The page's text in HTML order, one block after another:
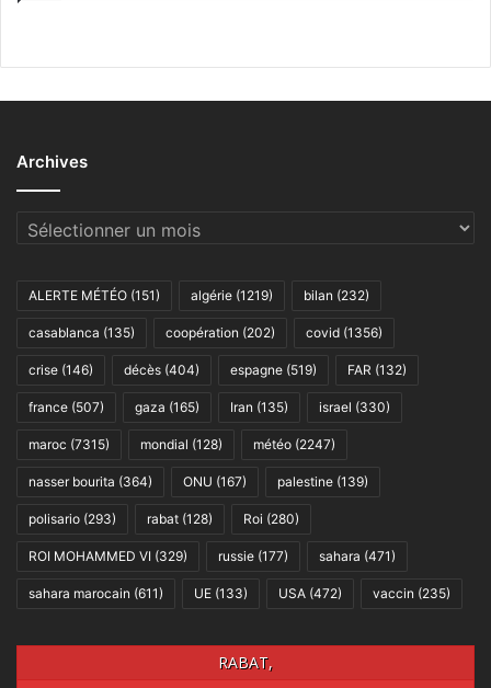
Archives
Archives
ALERTE MÉTÉO (151) algérie (1219) bilan (232)
casablanca (135) coopération (202) covid (1356)
crise (146) décès (404) espagne (519) FAR (132)
france (507) gaza (165) Iran (135) israel (330)
maroc (7315) mondial (128) météo (2247)
nasser bourita (364) ONU (167) palestine (139)
polisario (293) rabat (128) Roi (280)
ROI MOHAMMED VI (329) russie (177) sahara (471)
sahara marocain (611) UE (133) USA (472) vaccin (235)
RABAT,